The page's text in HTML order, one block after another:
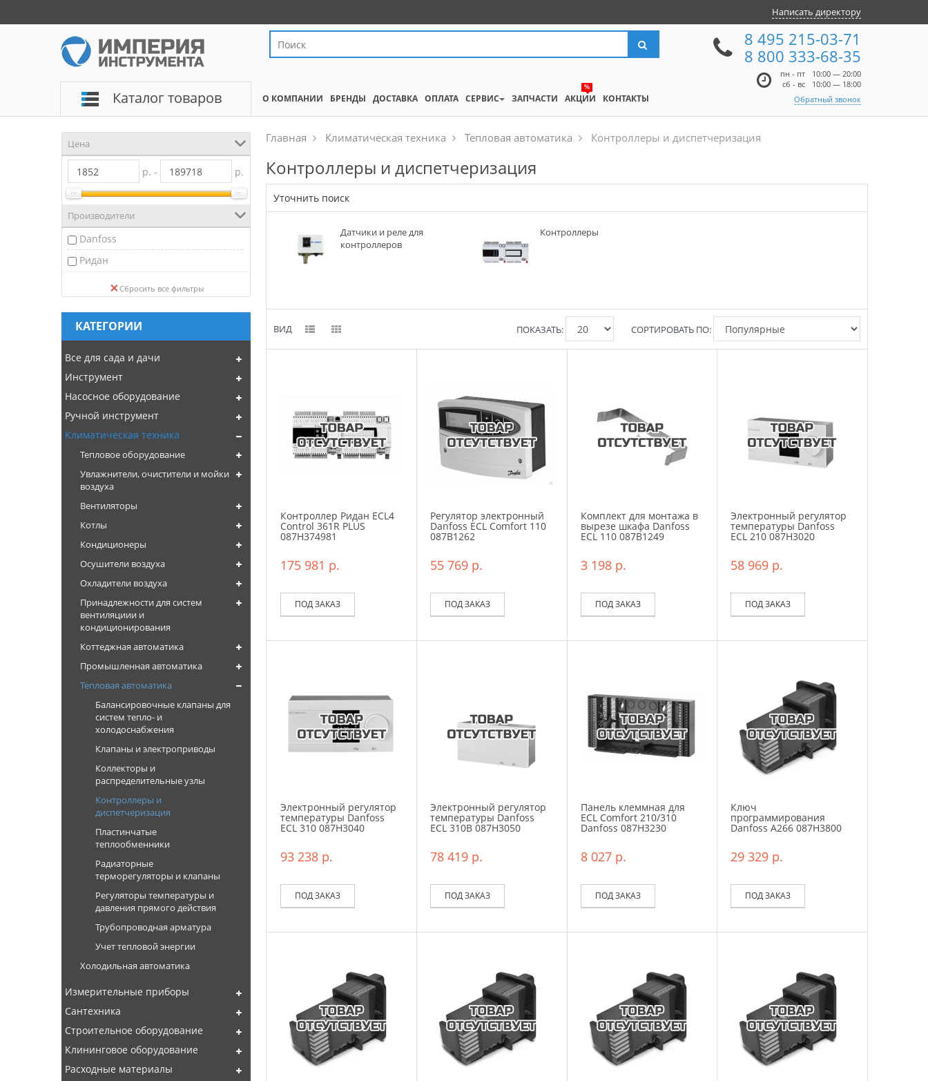
Написать директору
Каталог товаров
8 495 215-03-71
8 800 333-68-35
пн - пт
10:00 — 20:00
сб - вс
10:00 — 18:00
Обратный звонок
О КОМПАНИИ БРЕНДЫ ДОСТАВКА ОПЛАТА СЕРВИС ЗАПЧАСТИ
%
АКЦИИ КОНТАКТЫ
Цена
р. - р.
Производители
Danfoss
Ридан
Сбросить все фильтры
КАТЕГОРИИ
Все для сада и дачи
Инструмент
Насосное оборудование
Ручной инструмент
Климатическая техника
Тепловое оборудование
Увлажнители, очистители и мойки
воздуха
Вентиляторы
Котлы
Кондиционеры
Осушители воздуха
Охладители воздуха
Принадлежности для систем
вентиляциии и
кондиционирования
Коттеджная автоматика
Промышленная автоматика
Тепловая автоматика
Балансировочные клапаны для
систем тепло- и
холодоснабжения
Клапаны и электроприводы
Коллекторы и
распределительные узлы
Контроллеры и
диспетчеризация
Пластинчатые
теплообменники
Радиаторные
терморегуляторы и клапаны
Регуляторы температуры и
давления прямого действия
Трубопроводная арматура
Учет тепловой энергии
Холодильная автоматика
Измерительные приборы
Сантехника
Строительное оборудование
Клининговое оборудование
Расходные материалы
Главная Климатическая техника Тепловая автоматика Контроллеры и диспетчеризация
Контроллеры и диспетчеризация
Уточнить поиск
Датчики и реле для
контроллеров
Контроллеры
ВИД СОРТИРОВАТЬ ПО:
ПОКАЗАТЬ:
Контроллер Ридан ECL4
Control 361R PLUS
087H374981
175 981 р.
ПОД ЗАКАЗ
Регулятор электронный
Danfoss ECL Comfort 110
087B1262
55 769 р.
ПОД ЗАКАЗ
Комплект для монтажа в
вырезе шкафа Danfoss
ECL 110 087B1249
3 198 р.
ПОД ЗАКАЗ
Электронный регулятор
температуры Danfoss
ECL 210 087H3020
58 969 р.
ПОД ЗАКАЗ
Электронный регулятор
температуры Danfoss
ECL 310 087H3040
93 238 р.
ПОД ЗАКАЗ
Электронный регулятор
температуры Danfoss
ECL 310B 087H3050
78 419 р.
ПОД ЗАКАЗ
Панель клеммная для
ECL Comfort 210/310
Danfoss 087H3230
8 027 р.
ПОД ЗАКАЗ
Ключ
программирования
Danfoss A266 087H3800
29 329 р.
ПОД ЗАКАЗ